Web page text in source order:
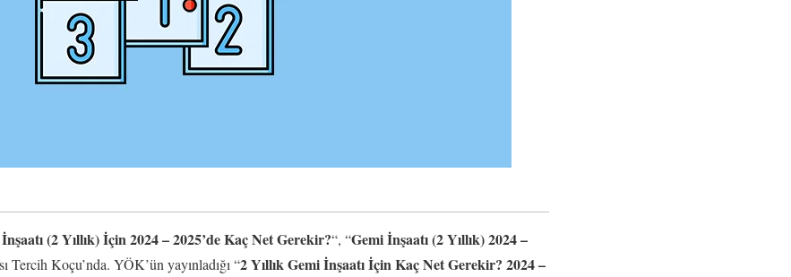
(2 Yıllık) İçin 2024 – 2025’de Kaç Net Gerekir?“, “Gemi İnşaatı (2 Yıllık) 2024 –
Tercih Koçu’nda. YÖK’ün yayınladığı “2 Yıllık Gemi İnşaatı İçin Kaç Net Gerekir? 2024 –